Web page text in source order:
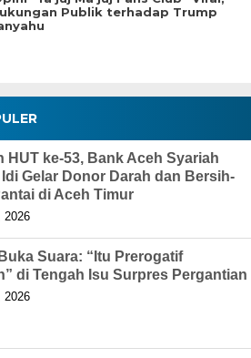
Publik terhadap Trump
HUT ke-53, Bank Aceh Syariah
Gelar Donor Darah dan Bersih-
di Aceh Timur
2026
Suara: “Itu Prerogatif
di Tengah Isu Surpres Pergantian
2026